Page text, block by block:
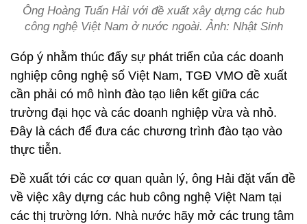
Ông Hoàng Tuấn Hải với đề xuất xây dựng các hub
công nghệ Việt Nam ở nước ngoài. Ảnh: Nhật Sinh
Góp ý nhằm thúc đẩy sự phát triển của các doanh
nghiệp công nghệ số Việt Nam, TGĐ VMO đề xuất
cần phải có mô hình đào tạo liên kết giữa các
trường đại học và các doanh nghiệp vừa và nhỏ.
Đây là cách để đưa các chương trình đào tạo vào
thực tiễn.
Đề xuất tới các cơ quan quản lý, ông Hải đặt vấn đề
về việc xây dựng các hub công nghệ Việt Nam tại
các thị trường lớn. Nhà nước hãy mở các trung tâm